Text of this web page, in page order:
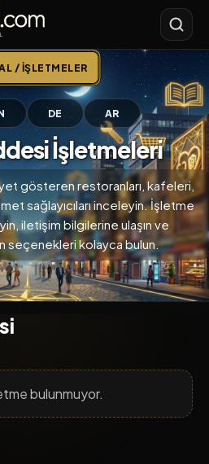
/ İŞLETMELER
DE AR
İşletmeleri
gösteren restoranları, kafeleri,
sağlayıcıları inceleyin. İşletme
iletişim bilgilerine ulaşın ve
seçenekleri kolayca bulun.
bulunmuyor.